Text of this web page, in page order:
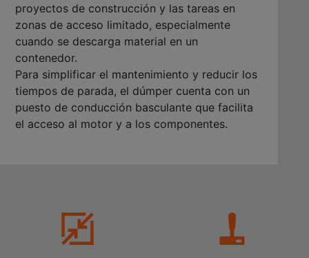
proyectos de construcción y las tareas en
zonas de acceso limitado, especialmente
cuando se descarga material en un
contenedor.
Para simplificar el mantenimiento y reducir los
tiempos de parada, el dúmper cuenta con un
puesto de conducción basculante que facilita
el acceso al motor y a los componentes.